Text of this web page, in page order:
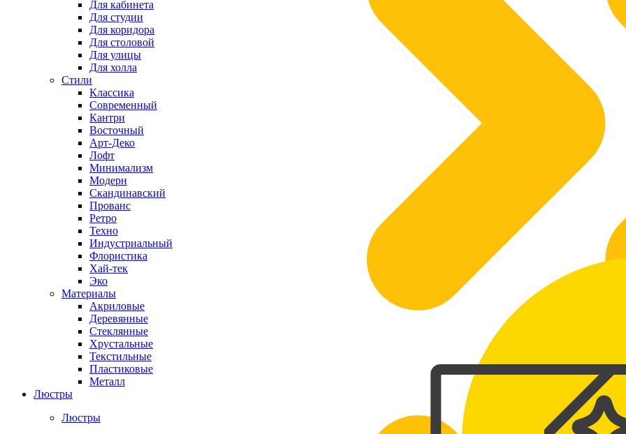
Для кабинета
Для студии
Для коридора
Для столовой
Для улицы
Для холла
Стили
Классика
Современный
Кантри
Восточный
Арт-Деко
Лофт
Минимализм
Модерн
Скандинавский
Прованс
Ретро
Техно
Индустриальный
Флористика
Хай-тек
Эко
Материалы
Акриловые
Деревянные
Стеклянные
Хрустальные
Текстильные
Пластиковые
Металл
Люстры
Люстры